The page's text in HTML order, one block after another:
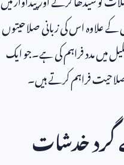
علاوہ اس کی زبانی صلاحیتوں
میں مدد فراہم کی ہے۔جو ایک
فراہم کرتے ہیں۔
خدشات